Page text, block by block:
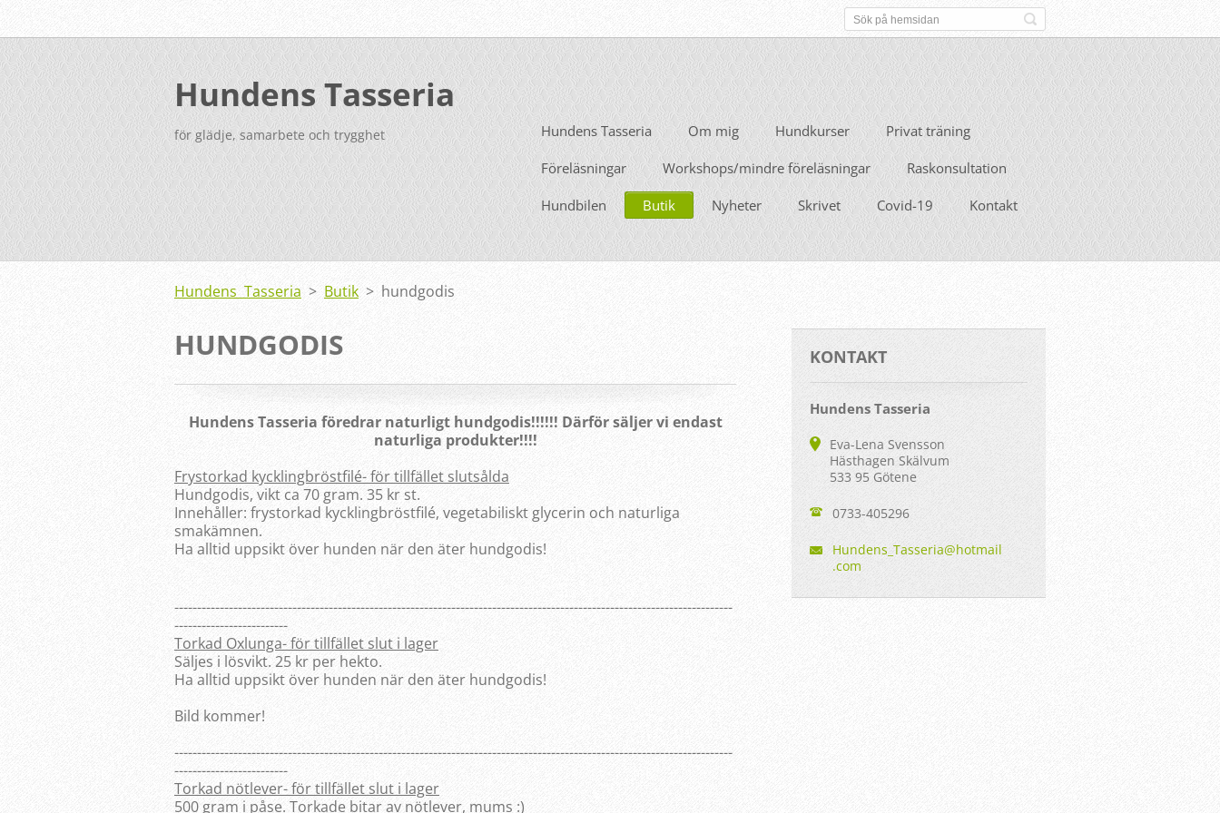
Hundens Tasseria
för glädje, samarbete och trygghet Hundens Tasseria Om mig Hundkurser Privat träning
Föreläsningar Workshops/mindre föreläsningar Raskonsultation
Hundbilen Butik Nyheter Skrivet Covid-19 Kontakt
Hundens Tasseria > Butik > hundgodis
HUNDGODIS
Hundens Tasseria föredrar naturligt hundgodis!!!!!! Därför säljer vi endast
naturliga produkter!!!!
Frystorkad kycklingbröstfilé- för tillfället slutsålda
Hundgodis, vikt ca 70 gram. 35 kr st.
Innehåller: frystorkad kycklingbröstfilé, vegetabiliskt glycerin och naturliga
smakämnen.
Ha alltid uppsikt över hunden när den äter hundgodis!
---------------------------------------------------------------------------------------------------------------------------
-------------------------
Torkad Oxlunga- för tillfället slut i lager
Säljes i lösvikt. 25 kr per hekto.
Ha alltid uppsikt över hunden när den äter hundgodis!
Bild kommer!
---------------------------------------------------------------------------------------------------------------------------
-------------------------
Torkad nötlever- för tillfället slut i lager
500 gram i påse. Torkade bitar av nötlever, mums :)
KONTAKT
Hundens Tasseria
Eva-Lena Svensson
Hästhagen Skälvum
533 95 Götene
0733-405296
Hundens_Tasseria@hotmail
.com